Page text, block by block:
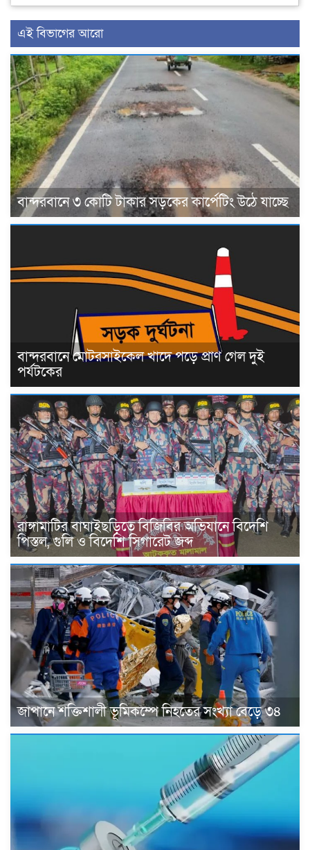
এই বিভাগের আরো
বান্দরবানে ৩ কোটি টাকার সড়কের কার্পেটিং উঠে যাচ্ছে
বান্দরবানে মোটরসাইকেল খাদে পড়ে প্রাণ গেল দুই
পর্যটকের
রাঙ্গামাটির বাঘাইছড়িতে বিজিবির অভিযানে বিদেশি
পিস্তল, গুলি ও বিদেশি সিগারেট জব্দ
জাপানে শক্তিশালী ভূমিকম্পে নিহতের সংখ্যা বেড়ে ৩৪